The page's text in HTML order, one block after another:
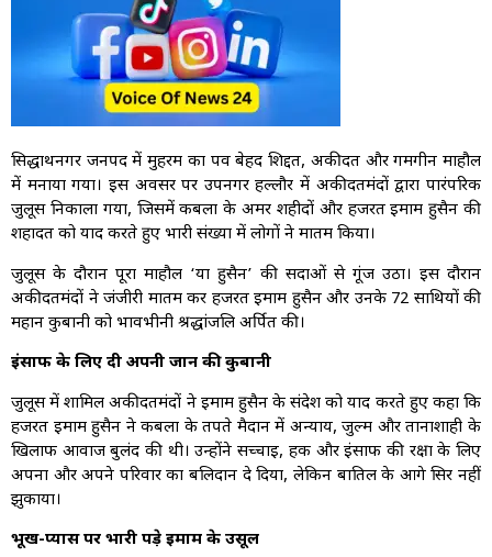
सिद्धार्थनगर जनपद में मुहर्रम का पर्व बेहद शिद्दत, अकीदत और गमगीन माहौल
में मनाया गया। इस अवसर पर उपनगर हल्लौर में अकीदतमंदों द्वारा पारंपरिक
जुलूस निकाला गया, जिसमें कर्बला के अमर शहीदों और हजरत इमाम हुसैन की
शहादत को याद करते हुए भारी संख्या में लोगों ने मातम किया।
जुलूस के दौरान पूरा माहौल ‘या हुसैन’ की सदाओं से गूंज उठा। इस दौरान
अकीदतमंदों ने जंजीरी मातम कर हजरत इमाम हुसैन और उनके 72 साथियों की
महान कुर्बानी को भावभीनी श्रद्धांजलि अर्पित की।
इंसाफ के लिए दी अपनी जान की कुर्बानी
जुलूस में शामिल अकीदतमंदों ने इमाम हुसैन के संदेश को याद करते हुए कहा कि
हजरत इमाम हुसैन ने कर्बला के तपते मैदान में अन्याय, जुल्म और तानाशाही के
खिलाफ आवाज बुलंद की थी। उन्होंने सच्चाई, हक और इंसाफ की रक्षा के लिए
अपना और अपने परिवार का बलिदान दे दिया, लेकिन बातिल के आगे सिर नहीं
झुकाया।
भूख-प्यास पर भारी पड़े इमाम के उसूल